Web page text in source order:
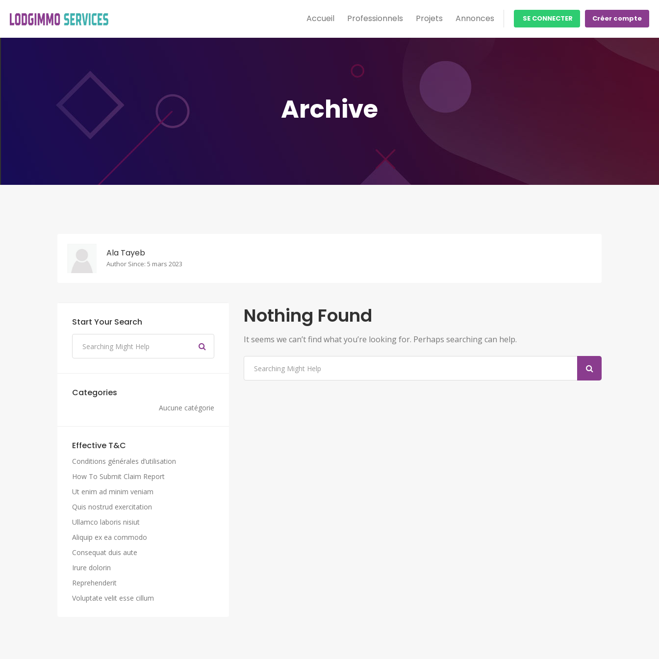
Accueil Professionnels Projets Annonces SE CONNECTER Créer compte
Archive
Ala Tayeb
Author Since: 5 mars 2023
Nothing Found
It seems we can’t find what you’re looking for. Perhaps searching can help.
Start Your Search
Categories
Aucune catégorie
Effective T&C
Conditions générales d’utilisation
How To Submit Claim Report
Ut enim ad minim veniam
Quis nostrud exercitation
Ullamco laboris nisiut
Aliquip ex ea commodo
Consequat duis aute
Irure dolorin
Reprehenderit
Voluptate velit esse cillum